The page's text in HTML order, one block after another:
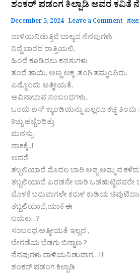
ಶಂಕರ್ ಪಡಂಗ ಕಿಲ್ಪಾಡಿ ಅವರ ಕವಿತೆ
December 5, 2024 Leave a Comment
ದಾಳಿಯನಿಡುತ್ತಿವೆ ಬಾಲ್ಯದ ನೆನಪುಗಳು
ನಿದ್ದೆ ಬಾರದ ರಾತ್ರಿಯಲಿ,
ಹಿಂದೆ ಕೂಡಿರಲು ಕನಸುಗಳು
ತಂದೆ ತಾಯಿ, ಅಣ್ಣ ಅಕ್ಕ ,ತಂಗಿ ತಮ್ಮಂದಿರು,
ಎಷ್ಟೊಂದು ಅತ್ಮೀಯತೆ,
ಅವಿನಾಭಾವ ಸಂಬಂಧಗಳು,
ಒಂದು ಐಸ್ ಕ್ಯಾಂಡಿಯನ್ನು ಎಲ್ಲರೂ ಕಚ್ಚಿ
ಕಿಚ್ಚು ಹಚ್ಚೆಂದಿತ್ತು
ಮನಸ್ಸು
ನಾಕಕ್ಕೆ..!
ಅದರೆ
ತಬ್ಬಲಿಯಾದೆ ಮೊದಲ ಬಾರಿ ಅಪ್ಪ ಅಮ್ಮ ನ
ತಬ್ಬಲಿಯಾದೆ ಎರಡನೇ ಬಾರಿ ಒಡಹುಟ್ಟಿದವರೇ
ಮೊಳಕೆ ಬರುವಾಗಲೇ ಕರುಳ ಕುಡಿಯ
ತಬ್ಬಲಿಯಾದೆ,ಯಾಕೆ ಈ
ಬದುಕು…?
ಸಂಬಂಧ,ಅತ್ಮೀಯತೆ ಇಲ್ಲದ ,
ಬೇಗಡೆಯ ಬೆಡಗು ಬಿನ್ನಾಣ ?
ನೆನಪುಗಳು ದಾಳಿಯನಿಡುವಾಗ…!!
ಶಂಕರ್ ಪಡಂಗ ಕಿಲ್ಪಾಡಿ